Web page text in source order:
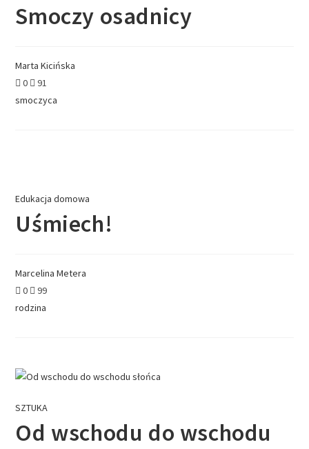
Smoczy osadnicy
Marta Kicińska
0
91
smoczyca
Edukacja domowa
Uśmiech!
Marcelina Metera
0
99
rodzina
SZTUKA
Od wschodu do wschodu